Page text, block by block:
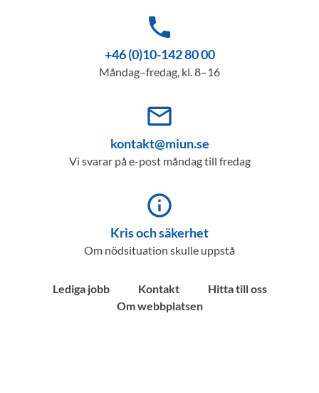
phone
+46 (0)10-142 80 00
Måndag–fredag, kl. 8–16
mail_outline
kontakt@miun.se
Vi svarar på e-post måndag till fredag
info_outline
Kris och säkerhet
Om nödsituation skulle uppstå
Lediga jobb Kontakt
Hitta till oss
Om webbplatsen